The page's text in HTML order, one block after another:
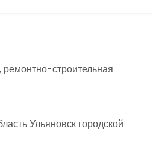
строительная
Ульяновск городской